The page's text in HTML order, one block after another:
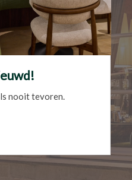
nooit tevoren.